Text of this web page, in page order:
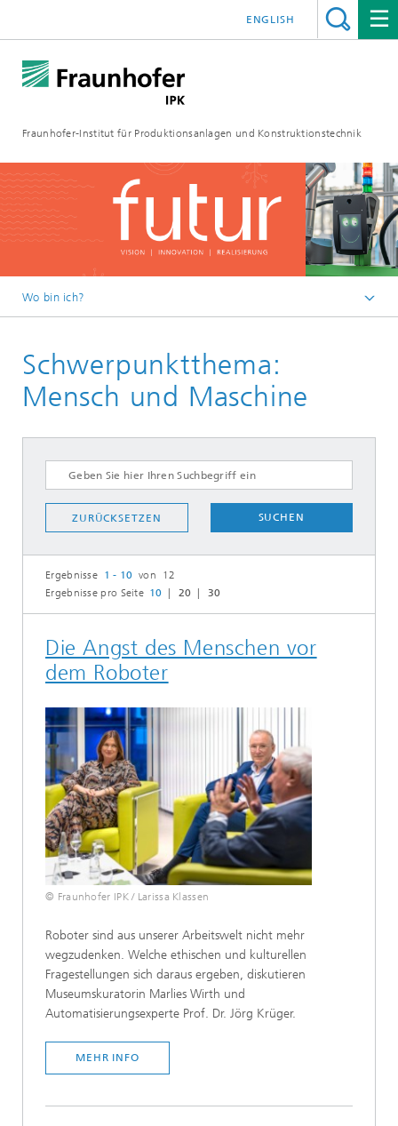
Fraunhofer-Institut für Produktionsanlagen und Konstruktionstechnik
ENGLISH
Wo bin ich?
FUTUR
Schwerpunktthema:
Mensch und Maschine
ZURÜCKSETZEN SUCHEN
Ergebnisse 1 - 10 von 12
Ergebnisse pro Seite 10 20 30
Die Angst des Menschen vor
dem Roboter
© Fraunhofer IPK / Larissa Klassen
Roboter sind aus unserer Arbeitswelt nicht mehr
wegzudenken. Welche ethischen und kulturellen
Fragestellungen sich daraus ergeben, diskutieren
Museumskuratorin Marlies Wirth und
Automatisierungsexperte Prof. Dr. Jörg Krüger.
MEHR INFO